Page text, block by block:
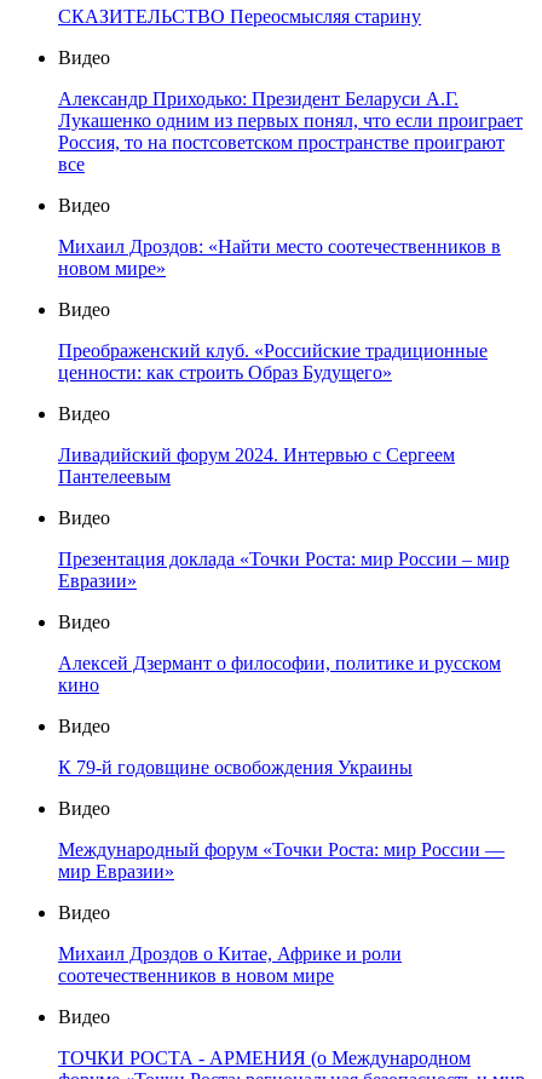
СКАЗИТЕЛЬСТВО Переосмысляя старину
Видео
Александр Приходько: Президент Беларуси А.Г.
Лукашенко одним из первых понял, что если проиграет
Россия, то на постсоветском пространстве проиграют
все
Видео
Михаил Дроздов: «Найти место соотечественников в
новом мире»
Видео
Преображенский клуб. «Российские традиционные
ценности: как строить Образ Будущего»
Видео
Ливадийский форум 2024. Интервью с Сергеем
Пантелеевым
Видео
Презентация доклада «Точки Роста: мир России – мир
Евразии»
Видео
Алексей Дзермант о философии, политике и русском
кино
Видео
К 79-й годовщине освобождения Украины
Видео
Международный форум «Точки Роста: мир России —
мир Евразии»
Видео
Михаил Дроздов о Китае, Африке и роли
соотечественников в новом мире
Видео
ТОЧКИ РОСТА - АРМЕНИЯ (о Международном